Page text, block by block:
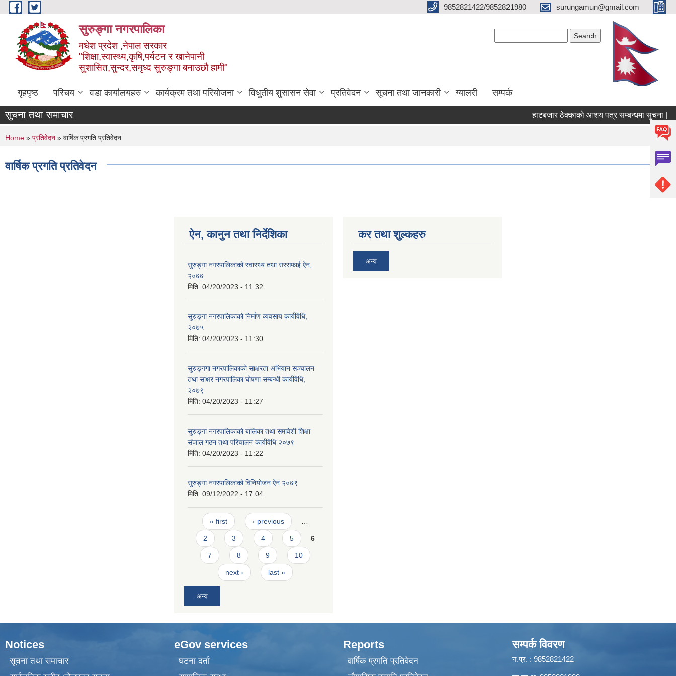
Skip to main content 9852821422/9852821980 surungamun@gmail.com
सुरुङ्‍गा नगरपालिका
मधेश प्रदेश ,नेपाल सरकार
"शिक्षा,स्वास्थ्य,कृषि,पर्यटन र खानेपानी
सुशासित,सुन्दर,समृध्द सुरुङ्गा बनाउछौ हामी"
गृहपृष्ठ परिचय वडा कार्यालयहरु कार्यक्रम तथा परियोजना विधुतीय शुसासन सेवा प्रतिवेदन सूचना तथा जानकारी ग्यालरी सम्पर्क
सुचना तथा समाचार हाटबजार ठेक्काको आशय पत्र सम्बन्धमा सुचना |
You are here
Home » प्रतिवेदन » वार्षिक प्रगति प्रतिवेदन
वार्षिक प्रगति प्रतिवेदन
ऐन, कानुन तथा निर्देशिका
सुरुङ्गा नगरपालिकाको स्वास्थ्य तथा सरसफाई ऐन,
२०७७
मिति: 04/20/2023 - 11:32
सुरुङ्गा नगरपालिकाको निर्माण व्यवसाय कार्यविधि,
२०७५
मिति: 04/20/2023 - 11:30
सुरुङ्गगा नगरपालिकाको साक्षरता अभियान सञ्चालन
तथा साक्षर नगरपालिका घोषणा सम्बन्धी कार्यविधि,
२०७९
मिति: 04/20/2023 - 11:27
सुरुङ्गा नगरपालिकाको बालिका तथा समावेशी शिक्षा
संजाल गठन तथा परिचालन कार्यविधि २०७९
मिति: 04/20/2023 - 11:22
सुरुङ्गा नगरपालिकाको विनियोजन ऐन २०७९
मिति: 09/12/2022 - 17:04
Pages
« first ‹ previous …
2 3 4 5 6
7 8 9 10
next › last »
अन्य
कर तथा शुल्कहरु
अन्य
Notices
सूचना तथा समाचार
eGov services
घटना दर्ता
Reports
वार्षिक प्रगति प्रतिवेदन
सम्पर्क विवरण
न.प्र. : 9852821422